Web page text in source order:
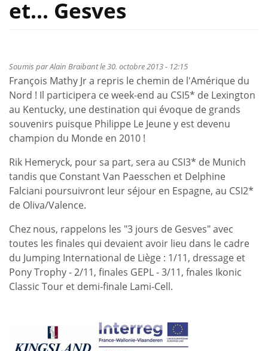
et... Gesves
Soumis parAlain Braibantle 30. octobre 2013 - 12:15
François Mathy Jr a repris le chemin de l'Amérique du
Nord ! Il participera ce week-end au CSI5* de Lexington
au Kentucky, une destination qui évoque de grands
souvenirs puisque Philippe Le Jeune y est devenu
champion du Monde en 2010 !
Rik Hemeryck, pour sa part, sera au CSI3* de Munich
tandis que Constant Van Paesschen et Delphine
Falciani poursuivront leur séjour en Espagne, au CSI2*
de Oliva/Valence.
Chez nous, rappelons les "3 jours de Gesves" avec
toutes les finales qui devaient avoir lieu dans le cadre
du Jumping International de Liège : 1/11, dressage et
Pony Trophy - 2/11, finales GEPL - 3/11, fnales Ikonic
Classic Tour et demi-finale Lami-Cell.